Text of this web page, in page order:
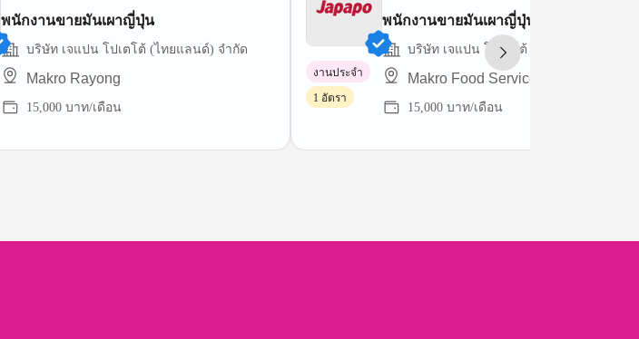
พนักงานขายมันเผาญี่ปุ่น
บริษัท เจแปน โปเตโต้ (ไทยแลนด์) จำกัด
Makro Rayong
15,000 บาท/เดือน
พนักงานขายมันเผาญี่ปุ่น
บริษัท เจแปน โปเตโต้ (ไทยแลนด์) จำกัด
Makro Food Service(Hua Hin)
15,000 บาท/เดือน
งานประจำ
1 อัตรา